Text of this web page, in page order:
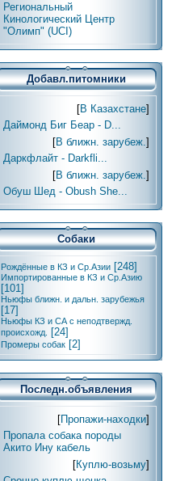
Региональный
Кинологический Центр
"Олимп" (UCI)
Добавл.питомники
[В Казахстане]
Даймонд Биг Беар - D...
[В ближн. зарубеж.]
Даркфлайт - Darkfli...
[В ближн. зарубеж.]
Обуш Шед - Obush She...
Собаки
Рождённые в КЗ и Ср.Азии [248]
Импортированные в КЗ и Ср.Азию
[101]
Ньюфы ближн. и дальн. зарубежья
[17]
Ньюфы КЗ и СА с неподтвержд.
происхожд.
[24]
Промеры собак [2]
Последн.объявления
[Пропажи-находки]
Пропала собака породы
Акито Ину кабель
[Куплю-возьму]